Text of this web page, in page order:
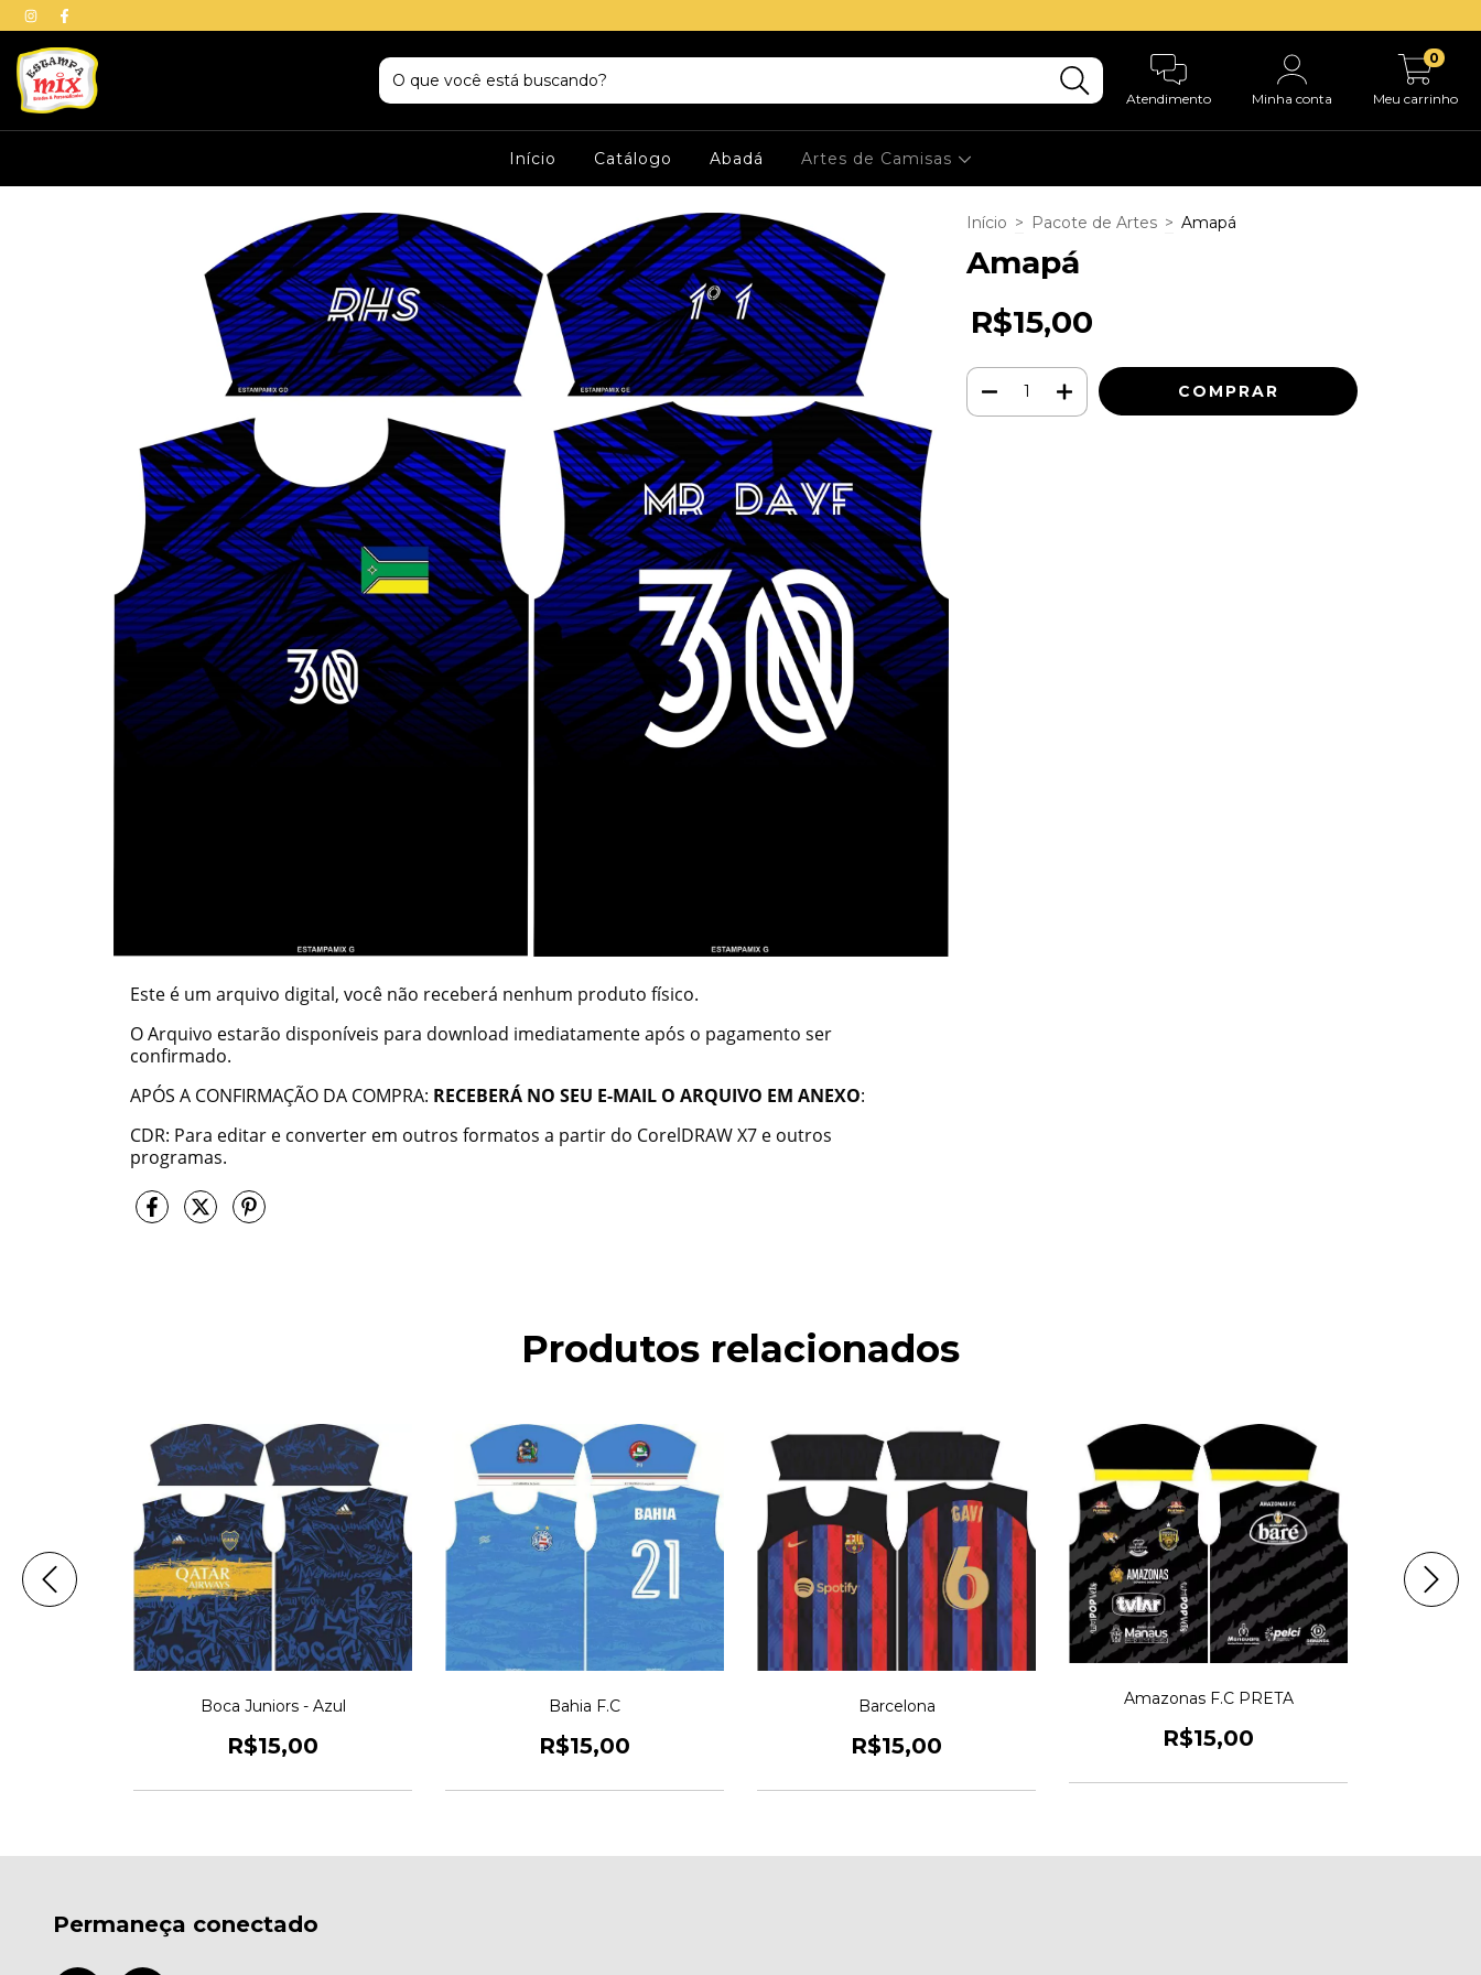
Atendimento Minha conta Meu carrinho
0
Início Catálogo Abadá Artes de Camisas
Este é um arquivo digital, você não receberá nenhum produto físico.
O Arquivo estarão disponíveis para download imediatamente após o pagamento ser
confirmado.
APÓS A CONFIRMAÇÃO DA COMPRA: RECEBERÁ NO SEU E-MAIL O ARQUIVO EM ANEXO:
CDR: Para editar e converter em outros formatos a partir do CorelDRAW X7 e outros
programas.
Início > Pacote de Artes > Amapá
Amapá
R$15,00
Produtos relacionados
Boca Juniors - Azul
R$15,00
Bahia F.C
R$15,00
Barcelona
R$15,00
Amazonas F.C PRETA
R$15,00
Permaneça conectado